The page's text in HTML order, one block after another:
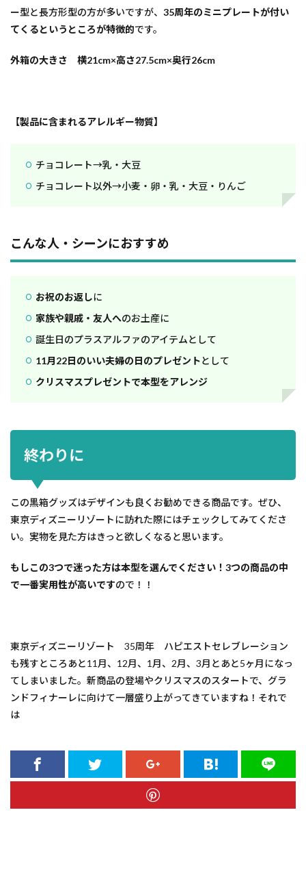
ー型と長方形型の方が多いですが、 35周年のミニプレートが付い
てくるというところが特徴的です。
外箱の大きさ 横21cm×高さ27.5cm×奥行26cm
【製品に含まれるアレルギー物質】
チョコレート→乳・大豆
チョコレート以外→小麦・卵・乳・大豆・りんご
こんな人・シーンにおすすめ
お祝のお返しに
家族や親戚・友人へのお土産に
誕生日のプラスアルファのアイテムとして
11月22日のいい夫婦の日のプレゼントとして
クリスマスプレゼントで本型をアレンジ
終わりに
この黒箱グッズはデザインも良くお勧めできる商品です。ぜひ、
東京ディズニーリゾートに訪れた際にはチェックしてみてくださ
い。実物を見た方はきっと欲しくなると思います。
もしこの3つで迷った方は本型を選んでください！3つの商品の中
で一番実用性が高いですので！！
東京ディズニーリゾート 35周年 ハピエストセレブレーション
も残すところあと11月、12月、1月、2月、3月とあと5ヶ月になっ
てしまいました。新商品の登場やクリスマスのスタートで、グラ
ンドフィナーレに向けて一層盛り上がってきていますね！それで
は